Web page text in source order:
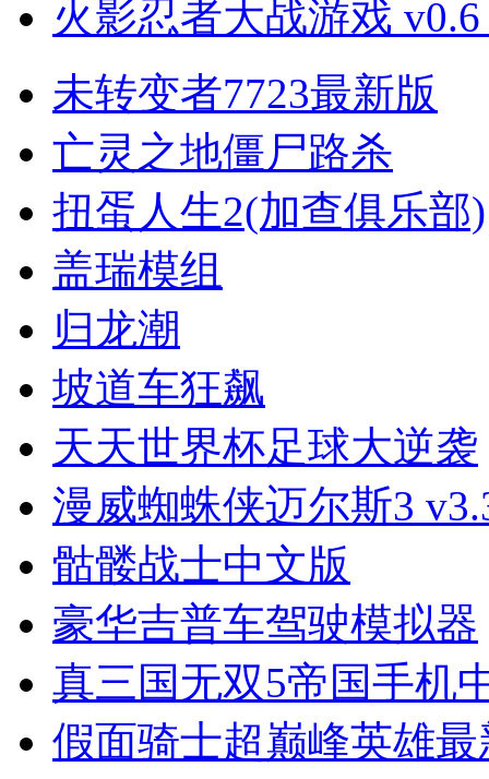
火影忍者大战游戏
未转变者7723最新版
亡灵之地僵尸路杀
扭蛋人生2(加查俱乐部)
盖瑞模组
归龙潮
坡道车狂飙
天天世界杯足球大逆袭
漫威蜘蛛侠迈尔斯3
骷髅战士中文版
豪华吉普车驾驶模拟器
真三国无双5帝国手机
假面骑士超巅峰英雄最